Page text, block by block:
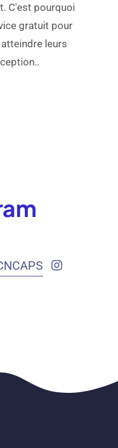
C'est pourquoi
gratuit pour
leurs